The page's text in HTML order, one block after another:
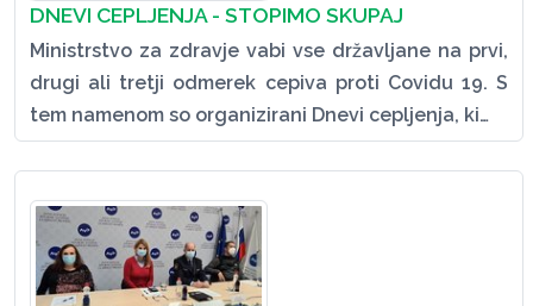
DNEVI CEPLJENJA - STOPIMO SKUPAJ
Ministrstvo za zdravje vabi vse državljane na prvi,
drugi ali tretji odmerek cepiva proti Covidu 19. S
tem namenom so organizirani Dnevi cepljenja, ki…